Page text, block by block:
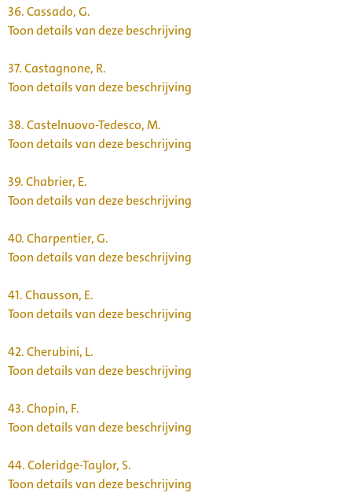
36.Cassado, G.
Toon details van deze beschrijving
37.Castagnone, R.
Toon details van deze beschrijving
38.Castelnuovo-Tedesco, M.
Toon details van deze beschrijving
39.Chabrier, E.
Toon details van deze beschrijving
40.Charpentier, G.
Toon details van deze beschrijving
41.Chausson, E.
Toon details van deze beschrijving
42.Cherubini, L.
Toon details van deze beschrijving
43.Chopin, F.
Toon details van deze beschrijving
44.Coleridge-Taylor, S.
Toon details van deze beschrijving